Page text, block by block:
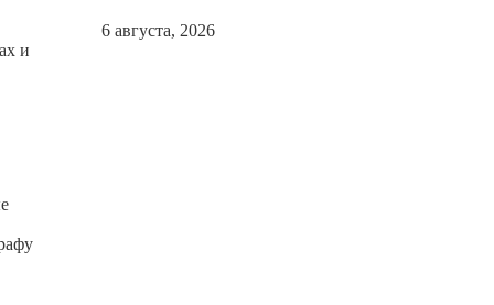
и
6 августа, 2026